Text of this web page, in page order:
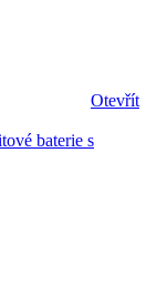
Otevřít
baterie s